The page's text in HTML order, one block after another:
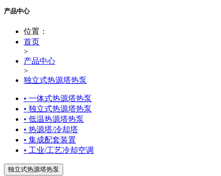
产品中心
位置：
首页
>
产品中心
>
独立式热源塔热泵
• 一体式热源塔热泵
• 独立式热源塔热泵
• 低温热源塔热泵
• 热源塔/冷却塔
• 集成配套装置
• 工业/工艺冷却空调
独立式热源塔热泵